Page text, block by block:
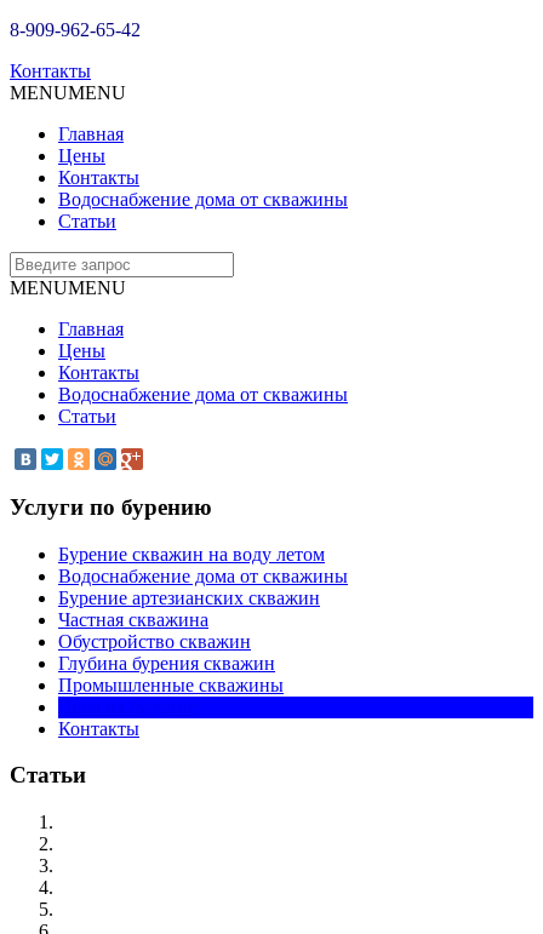
8-909-962-65-42
Контакты
MENUMENU
Главная
Цены
Контакты
Водоснабжение дома от скважины
Статьи
MENUMENU
Главная
Цены
Контакты
Водоснабжение дома от скважины
Статьи
Услуги по бурению
Бурение скважин на воду летом
Водоснабжение дома от скважины
Бурение артезианских скважин
Частная скважина
Обустройство скважин
Глубина бурения скважин
Промышленные скважины
Контакты
Статьи